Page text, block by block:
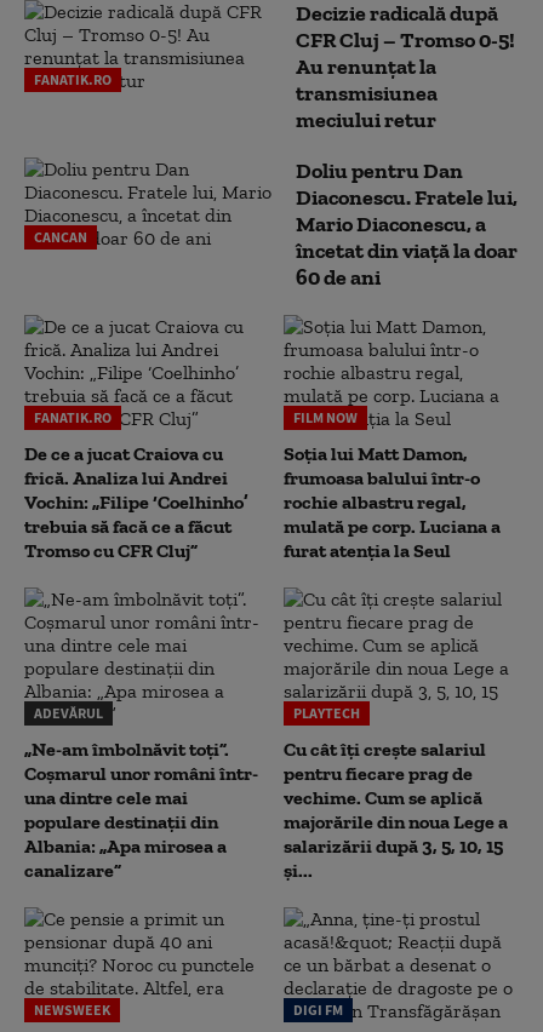
FANATIK.RO
Decizie radicală după
CFR Cluj – Tromso 0-5!
Au renunțat la
transmisiunea
meciului retur
CANCAN
Doliu pentru Dan
Diaconescu. Fratele lui,
Mario Diaconescu, a
încetat din viață la doar
60 de ani
FANATIK.RO
De ce a jucat Craiova cu
frică. Analiza lui Andrei
Vochin: „Filipe ‘Coelhinho’
trebuia să facă ce a făcut
Tromso cu CFR Cluj”
FILM NOW
Soția lui Matt Damon,
frumoasa balului într-o
rochie albastru regal,
mulată pe corp. Luciana a
furat atenția la Seul
ADEVĂRUL
„Ne-am îmbolnăvit toți”.
Coșmarul unor români într-
una dintre cele mai
populare destinații din
Albania: „Apa mirosea a
canalizare”
PLAYTECH
Cu cât îți crește salariul
pentru fiecare prag de
vechime. Cum se aplică
majorările din noua Lege a
salarizării după 3, 5, 10, 15
și...
NEWSWEEK DIGI FM